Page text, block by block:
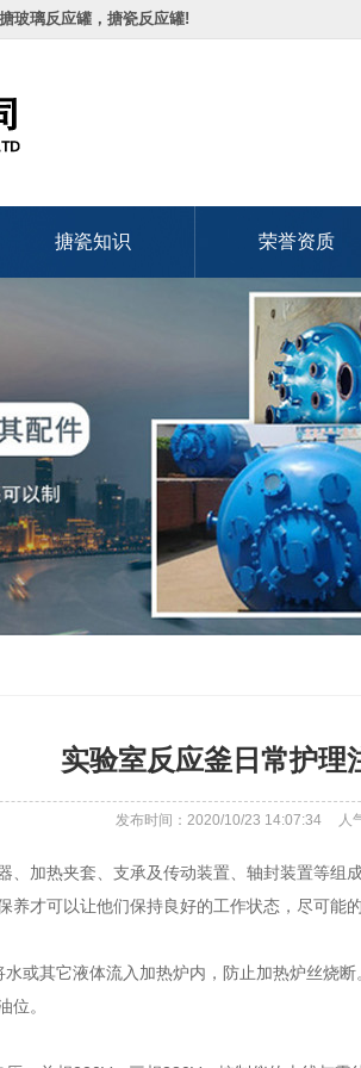
玻璃反应罐，搪瓷反应罐!
搪瓷知识 荣誉资质
实验室反应釜日常护理
发布时间：2020/10/23 14:07:34 人
加热夹套、支承及传动装置、轴封装置等组
养才可以让他们保持良好的工作状态，尽可能
其它液体流入加热炉内，防止加热炉丝烧断
位。